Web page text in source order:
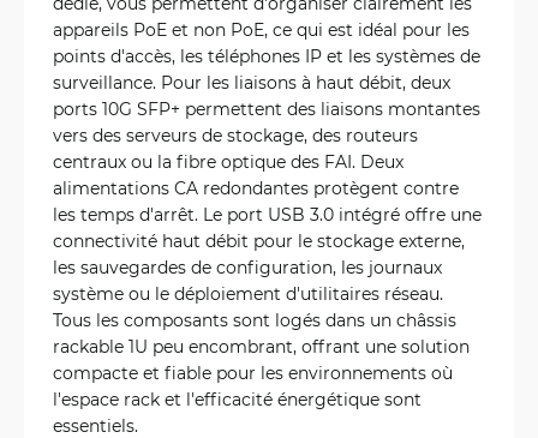
appareils PoE et non PoE, ce qui est idéal pour les
points d'accès, les téléphones IP et les systèmes de
surveillance. Pour les liaisons à haut débit, deux
ports 10G SFP+ permettent des liaisons montantes
vers des serveurs de stockage, des routeurs
centraux ou la fibre optique des FAI. Deux
alimentations CA redondantes protègent contre
les temps d'arrêt. Le port USB 3.0 intégré offre une
connectivité haut débit pour le stockage externe,
les sauvegardes de configuration, les journaux
système ou le déploiement d'utilitaires réseau.
Tous les composants sont logés dans un châssis
rackable 1U peu encombrant, offrant une solution
compacte et fiable pour les environnements où
l'espace rack et l'efficacité énergétique sont
essentiels.